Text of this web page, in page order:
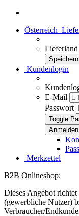
Österreich
Lieferland
Kundenlogin
E-Mail
Passwort
Toggle
Merkzettel
B2B Onlineshop:
Dieses Angebot
(gewerbliche Nutzer)
Verbraucher/